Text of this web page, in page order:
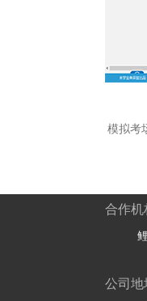
模拟考
合作机
公司地